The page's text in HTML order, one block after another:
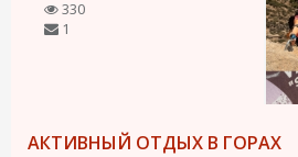
330
1
АКТИВНЫЙ ОТДЫХ В ГОРАХ